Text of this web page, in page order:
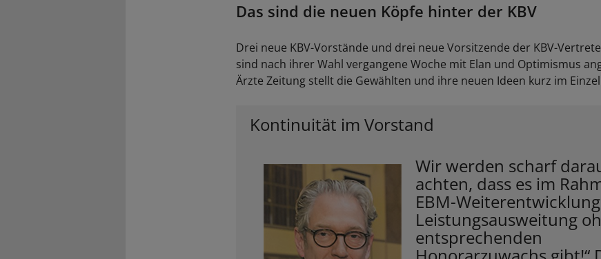
Das sind die neuen Köpfe hinter der KBV
Drei neue KBV-Vorstände und drei neue Vorsitzende der KBV-
sind nach ihrer Wahl vergangene Woche mit Elan und Optimismus
Ärzte Zeitung stellt die Gewählten und ihre neuen Ideen kurz im
Kontinuität im Vorstand
Wir werden scharf
achten, dass es im
EBM-
Leistungsausweitung
entsprechenden